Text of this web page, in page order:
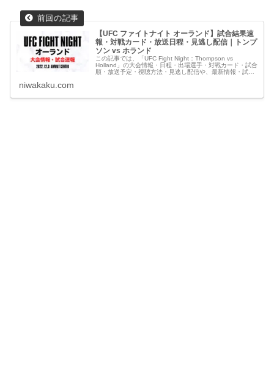
【UFC ファイトナイト オーランド】試合結果速
報・対戦カード・放送日程・見逃し配信｜トンプ
ソン vs ホランド
この記事では、「UFC Fight Night：Thompson vs
Holland」の大会情報・日程・出場選手・対戦カード・試合
順・放送予定・視聴方法・見逃し配信や、最新情報・試合
niwakaku.com